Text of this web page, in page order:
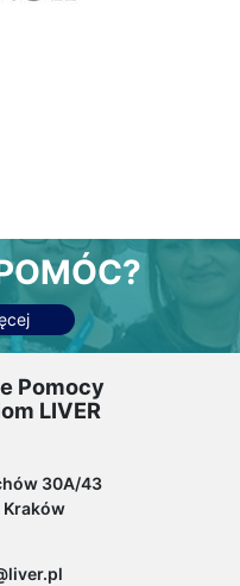
Pomocy
LIVER
30A/43
Kraków